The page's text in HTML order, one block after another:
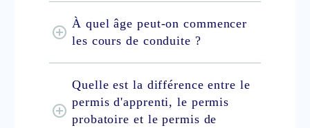
À quel âge peut-on commencer
les cours de conduite ?
Quelle est la différence entre le
permis d'apprenti, le permis
probatoire et le permis de